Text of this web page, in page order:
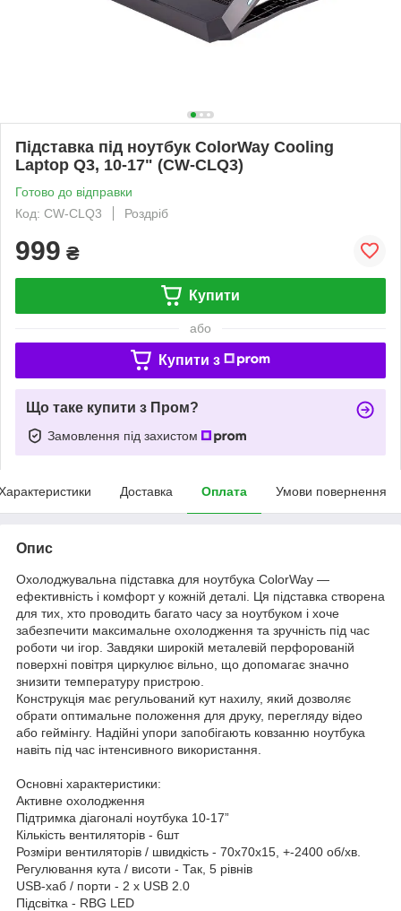
Підставка під ноутбук ColorWay Cooling
Laptop Q3, 10-17" (CW-CLQ3)
Готово до відправки
Код: CW-CLQ3
Роздріб
999 ₴
Купити
або
Купити з
Що таке купити з Пром?
Замовлення під захистом
Доставка Оплата Умови повернення
Опис
Охолоджувальна підставка для ноутбука ColorWay —
ефективність і комфорт у кожній деталі. Ця підставка створена
для тих, хто проводить багато часу за ноутбуком і хоче
забезпечити максимальне охолодження та зручність під час
роботи чи ігор. Завдяки широкій металевій перфорованій
поверхні повітря циркулює вільно, що допомагає значно
знизити температуру пристрою.
Конструкція має регульований кут нахилу, який дозволяє
обрати оптимальне положення для друку, перегляду відео
або геймінгу. Надійні упори запобігають ковзанню ноутбука
навіть під час інтенсивного використання.
Основні характеристики:
Активне охолодження
Підтримка діагоналі ноутбука 10-17”
Кількість вентиляторів - 6шт
Розміри вентиляторів / швидкість - 70х70х15, +-2400 об/хв.
Регулювання кута / висоти - Так, 5 рівнів
USB-хаб / порти - 2 x USB 2.0
Підсвітка - RBG LED